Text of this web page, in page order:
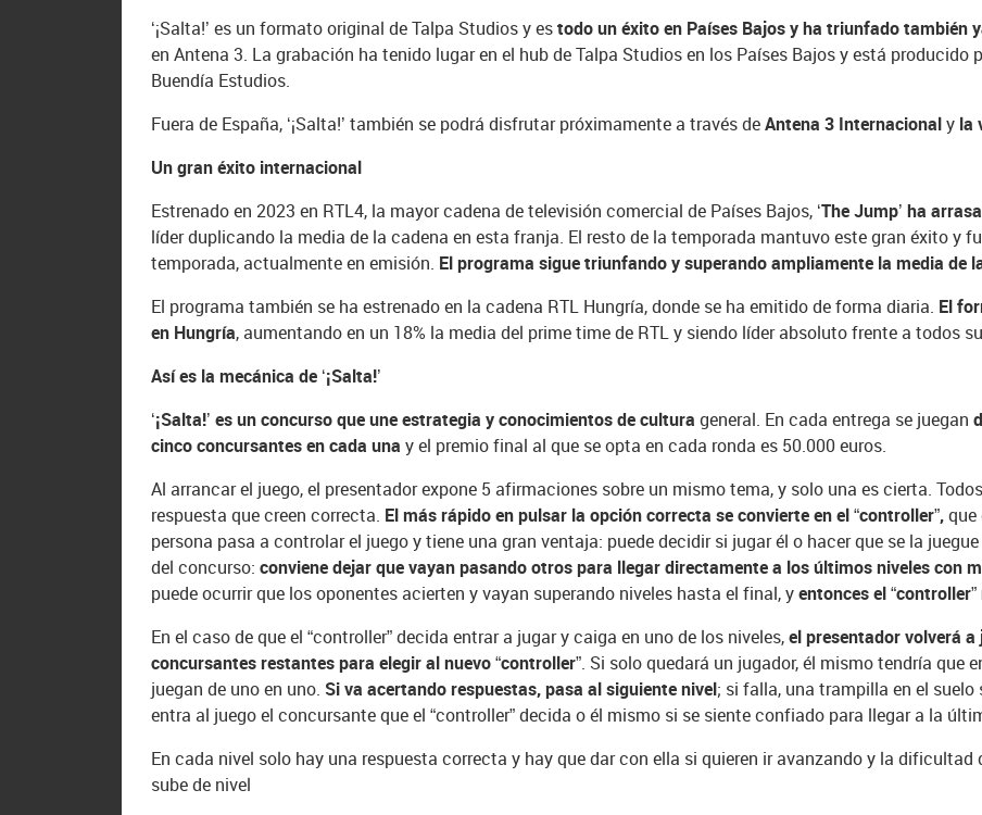
‘¡Salta!’ es un formato original de Talpa Studios y estodo un éxito en Países Bajos y ha triunfado también
en Antena 3. La grabación ha tenido lugar en el hub de Talpa Studios en los Países Bajos y está producido
Buendía Estudios.
Fuera de España, ‘¡Salta!’ también se podrá disfrutar próximamente a través deAntena 3 Internacionaly la
Un gran éxito internacional
Estrenado en 2023 en RTL4, la mayor cadena de televisión comercial de Países Bajos, ‘The Jump’ ha
líder duplicando la media de la cadena en esta franja. El resto de la temporada mantuvo este gran éxito y
temporada, actualmente en emisión. El programa sigue triunfando y superando ampliamente la media de
El programa también se ha estrenado en la cadena RTL Hungría, donde se ha emitido de forma diaria. El
en Hungría, aumentando en un 18% la media del prime time de RTL y siendo líder absoluto frente a todos
Así es la mecánica de ‘¡Salta!’
‘¡Salta!’ es un concurso que une estrategia y conocimientos de cultura general. En cada entrega se juegan
cinco concursantes en cada una y el premio final al que se opta en cada ronda es 50.000 euros.
Al arrancar el juego, el presentador expone 5 afirmaciones sobre un mismo tema, y solo una es cierta.
respuesta que creen correcta. El más rápido en pulsar la opción correcta se convierte en el “controller”,que
persona pasa a controlar el juego y tiene una gran ventaja: puede decidir si jugar él o hacer que se la
del concurso:conviene dejar que vayan pasando otros para llegar directamente a los últimos niveles con
puede ocurrir que los oponentes acierten y vayan superando niveles hasta el final, yentonces el
En el caso de que el “controller” decida entrar a jugar y caiga en uno de los niveles,el presentador volverá
concursantes restantes para elegir al nuevo “controller”. Si solo quedará un jugador, él mismo tendría que
juegan de uno en uno. Si va acertando respuestas, pasa al siguiente nivel; si falla, una trampilla en el
entra al juego el concursante que el “controller” decida o él mismo si se siente confiado para llegar a la
En cada nivel solo hay una respuesta correcta y hay que dar con ella si quieren ir avanzando y la
sube de nivel